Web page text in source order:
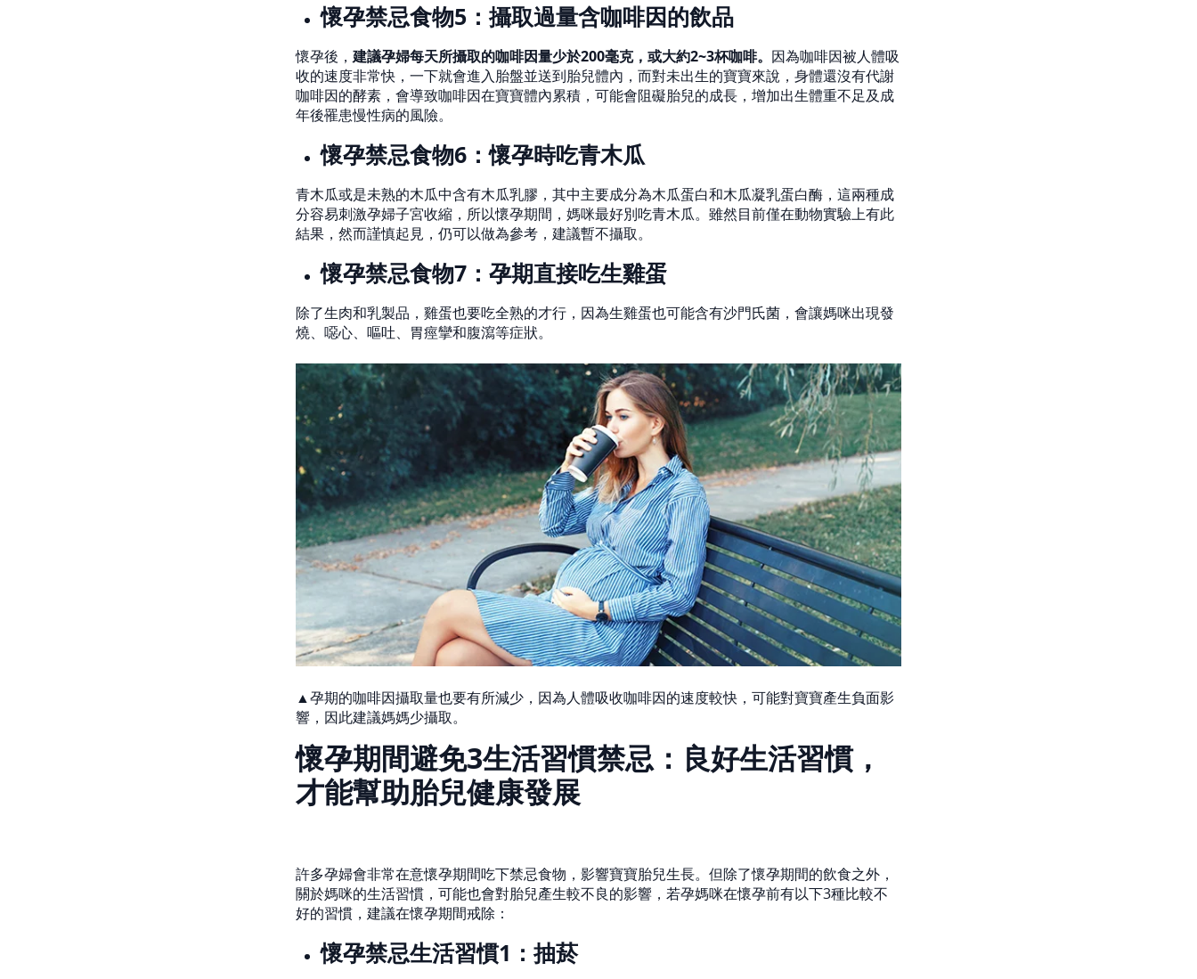
懷孕禁忌食物5：攝取過量含咖啡因的飲品
懷孕後， 建議孕婦每天所攝取的咖啡因量少於200毫克，或大約2~3杯咖啡。 因為咖啡因被人體吸
收的速度非常快，一下就會進入胎盤並送到胎兒體內，而對未出生的寶寶來說，身體還沒有代謝
咖啡因的酵素，會導致咖啡因在寶寶體內累積，可能會阻礙胎兒的成長，增加出生體重不足及成
年後罹患慢性病的風險。
懷孕禁忌食物6：懷孕時吃青木瓜
青木瓜或是未熟的木瓜中含有木瓜乳膠，其中主要成分為木瓜蛋白和木瓜凝乳蛋白酶，這兩種成
分容易刺激孕婦子宮收縮，所以懷孕期間，媽咪最好別吃青木瓜。雖然目前僅在動物實驗上有此
結果，然而謹慎起見，仍可以做為參考，建議暫不攝取。
懷孕禁忌食物7：孕期直接吃生雞蛋
除了生肉和乳製品，雞蛋也要吃全熟的才行，因為生雞蛋也可能含有沙門氏菌，會讓媽咪出現發
燒、噁心、嘔吐、胃痙攣和腹瀉等症狀。
▲孕期的咖啡因攝取量也要有所減少，因為人體吸收咖啡因的速度較快，可能對寶寶產生負面影
響，因此建議媽媽少攝取。
懷孕期間避免3生活習慣禁忌：良好生活習慣，
才能幫助胎兒健康發展
許多孕婦會非常在意懷孕期間吃下禁忌食物，影響寶寶胎兒生長。但除了懷孕期間的飲食之外，
關於媽咪的生活習慣，可能也會對胎兒產生較不良的影響，若孕媽咪在懷孕前有以下3種比較不
好的習慣，建議在懷孕期間戒除：
懷孕禁忌生活習慣1：抽菸